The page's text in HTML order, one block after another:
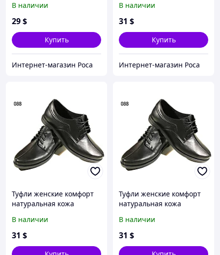
В наличии
29$
Купить
Интернет-магазин Роса
(6972) 37
В наличии
31 $
Купить
Интернет-магазин Роса
Туфли женские комфорт
натуральная кожа
(088) 37
В наличии
31 $
Туфли женские комфорт
натуральная кожа
(088) 36
В наличии
31 $